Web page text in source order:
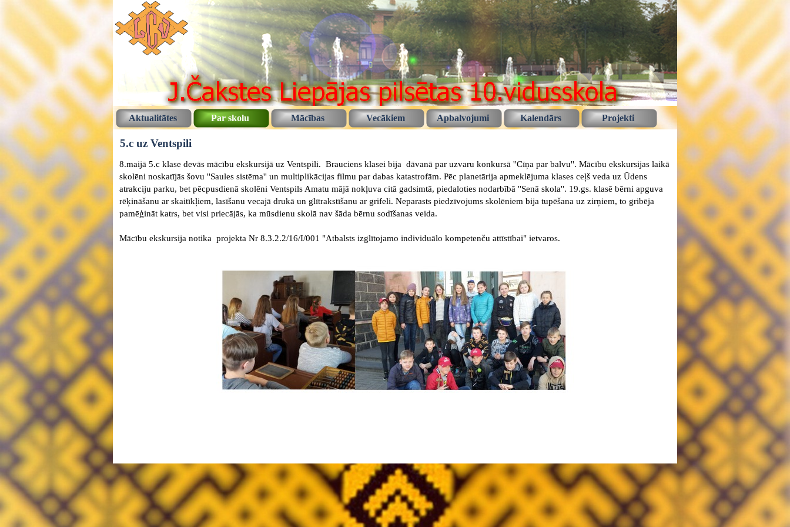
Aktualitātes Par skolu Mācības Vecākiem Apbalvojumi Kalendārs Projekti
5.c uz Ventspili
8.maijā 5.c klase devās mācību ekskursijā uz Ventspili. Brauciens klasei bija dāvanā par uzvaru konkursā ''Cīņa par balvu''. Mācību ekskursijas laikā
skolēni noskatījās šovu ''Saules sistēma'' un multiplikācijas filmu par dabas katastrofām. Pēc planetārija apmeklējuma klases ceļš veda uz Ūdens
atrakciju parku, bet pēcpusdienā skolēni Ventspils Amatu mājā nokļuva citā gadsimtā, piedaloties nodarbībā ''Senā skola''. 19.gs. klasē bērni apguva
rēķināšanu ar skaitīkļiem, lasīšanu vecajā drukā un glītrakstīšanu ar grifeli. Neparasts piedzīvojums skolēniem bija tupēšana uz zirņiem, to gribēja
pamēģināt katrs, bet visi priecājās, ka mūsdienu skolā nav šāda bērnu sodīšanas veida.
Mācību ekskursija notika projekta Nr 8.3.2.2/16/I/001 "Atbalsts izglītojamo individuālo kompetenču attīstībai" ietvaros.